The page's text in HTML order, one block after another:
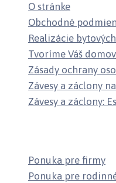
O stránke
Obchodné
Realizácie
Tvoríme Váš domov
Zásady ochrany
Závesy a záclony
Závesy a záclony:
Ponuka pre firmy
Ponuka pre